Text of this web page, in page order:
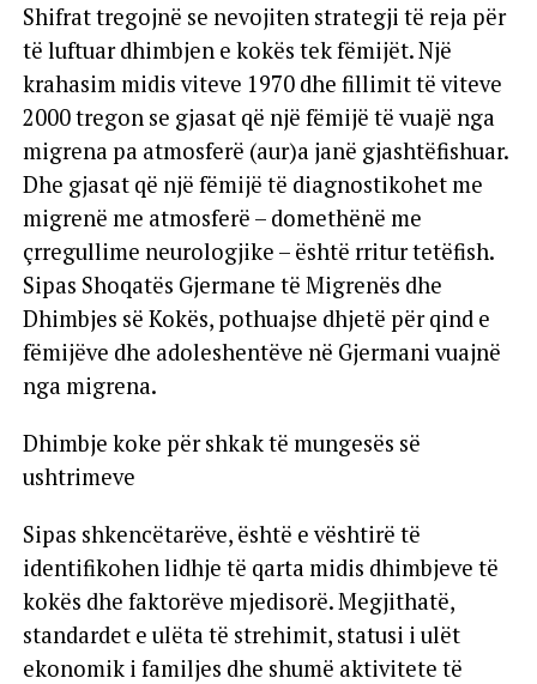
Shifrat tregojnë se nevojiten strategji të reja për
të luftuar dhimbjen e kokës tek fëmijët. Një
krahasim midis viteve 1970 dhe fillimit të viteve
2000 tregon se gjasat që një fëmijë të vuajë nga
migrena pa atmosferë (aur)a janë gjashtëfishuar.
Dhe gjasat që një fëmijë të diagnostikohet me
migrenë me atmosferë – domethënë me
çrregullime neurologjike – është rritur tetëfish.
Sipas Shoqatës Gjermane të Migrenës dhe
Dhimbjes së Kokës, pothuajse dhjetë për qind e
fëmijëve dhe adoleshentëve në Gjermani vuajnë
nga migrena.
Dhimbje koke për shkak të mungesës së
ushtrimeve
Sipas shkencëtarëve, është e vështirë të
identifikohen lidhje të qarta midis dhimbjeve të
kokës dhe faktorëve mjedisorë. Megjithatë,
standardet e ulëta të strehimit, statusi i ulët
ekonomik i familjes dhe shumë aktivitete të